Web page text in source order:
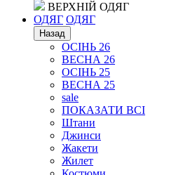
ВЕРХНІЙ ОДЯГ
ОДЯГ ОДЯГ
Назад
ОСІНЬ 26
ВЕСНА 26
ОСІНЬ 25
ВЕСНА 25
sale
ПОКАЗАТИ ВСІ
Штани
Джинси
Жакети
Жилет